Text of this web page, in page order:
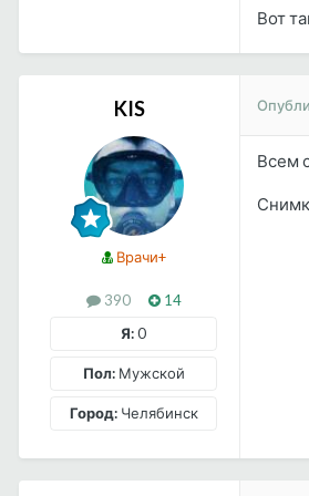
Вот
KIS
Врачи+
390
14
Я:0
Пол:Мужской
Город:Челябинск
Всем